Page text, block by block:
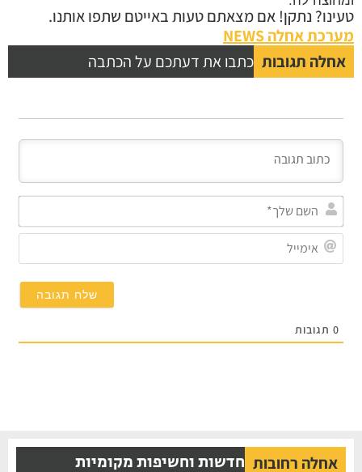
טעינו? נתקן! אם מצאתם טעות באייטם שתפו אותנו.
מערכת אחלה NEWS
אחלה תגובות כתבו את דעתכם על הכתבה
0תגובות
אחלה רחובות חדשות וחשיפות מקומיות